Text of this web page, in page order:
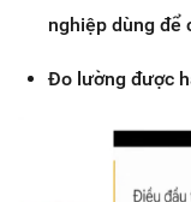
nghiệp dùng để
Đo lường được